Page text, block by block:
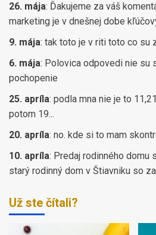
26. mája: Ďakujeme za váš
marketing je v dnešnej dobe
9. mája: tak toto je v riti toto co su
6. mája: Polovica odpovedi nie su
pochopenie
25. apríla: podla mna nie je to
potom 19...
20. apríla: no. kde si to mam
10. apríla: Predaj rodinného domu
starý rodinný dom v Štiavniku so
Už ste čítali?